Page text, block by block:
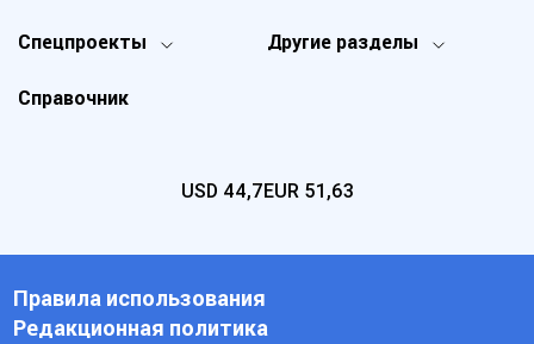
Спецпроекты Другие разделы
Справочник
USD 44,7EUR 51,63
Правила использования
Редакционная политика